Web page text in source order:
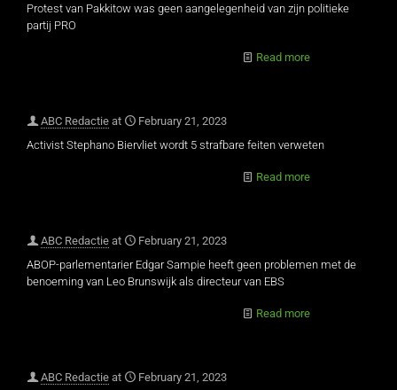
Protest van Pakkitow was geen aangelegenheid van zijn politieke
partij PRO
Read more
ABC Redactie at
February 21, 2023
Activist Stephano Biervliet wordt 5 strafbare feiten verweten
Read more
ABC Redactie at
February 21, 2023
ABOP-parlementarier Edgar Sampie heeft geen problemen met de
benoeming van Leo Brunswijk als directeur van EBS
Read more
ABC Redactie at
February 21, 2023